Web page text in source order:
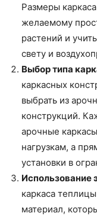
Размеры
желаемому
растений и
свету и
Выбор типа
каркасных
выбрать из
конструкций.
арочные
нагрузкам, а
установки в
Использование
каркаса
материал,